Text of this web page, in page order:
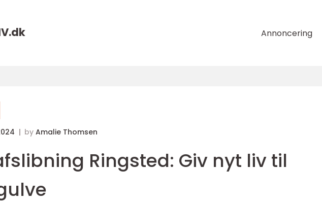
dk Annoncering
by Amalie Thomsen
Ringsted: Giv nyt liv til